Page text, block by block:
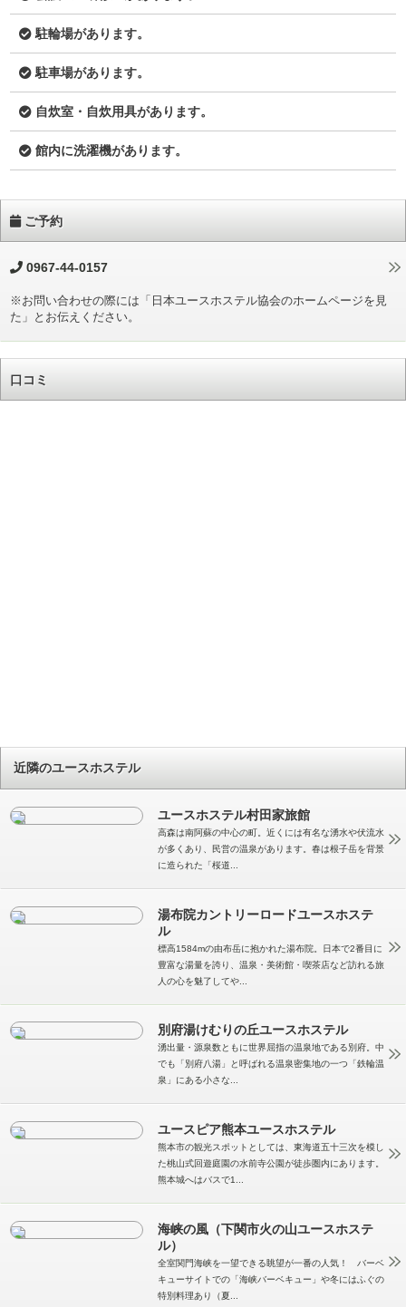
駐輪場があります。
駐車場があります。
自炊室・自炊用具があります。
館内に洗濯機があります。
ご予約
0967-44-0157
※お問い合わせの際には「日本ユースホステル協会のホームページを見
た」とお伝えください。
口コミ
近隣のユースホステル
ユースホステル村田家旅館
高森は南阿蘇の中心の町。近くには有名な湧水や伏流水
が多くあり、民営の温泉があります。春は根子岳を背景
に造られた「桜道...
湯布院カントリーロードユースホステ
ル
標高1584mの由布岳に抱かれた湯布院。日本で2番目に
豊富な湯量を誇り、温泉・美術館・喫茶店など訪れる旅
人の心を魅了してや...
別府湯けむりの丘ユースホステル
湧出量・源泉数ともに世界屈指の温泉地である別府。中
でも「別府八湯」と呼ばれる温泉密集地の一つ「鉄輪温
泉」にある小さな...
ユースピア熊本ユースホステル
熊本市の観光スポットとしては、東海道五十三次を模し
た桃山式回遊庭園の水前寺公園が徒歩圏内にあります。
熊本城へはバスで1...
海峡の風（下関市火の山ユースホステ
ル）
全室関門海峡を一望できる眺望が一番の人気！ バーベ
キューサイトでの「海峡バーベキュー」や冬にはふぐの
特別料理あり（夏...